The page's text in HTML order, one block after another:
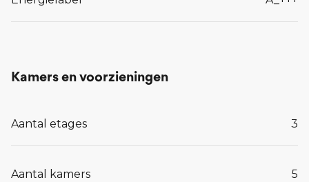
Kamers en voorzieningen
Aantal etages 3
Aantal kamers 5